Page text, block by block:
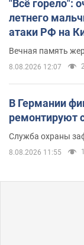
"Всё горело":
летнего
атаки РФ на
Вечная память
8.08.2026 12:07
В Германии
ремонтируют
Служба охраны
8.08.2026 11:55